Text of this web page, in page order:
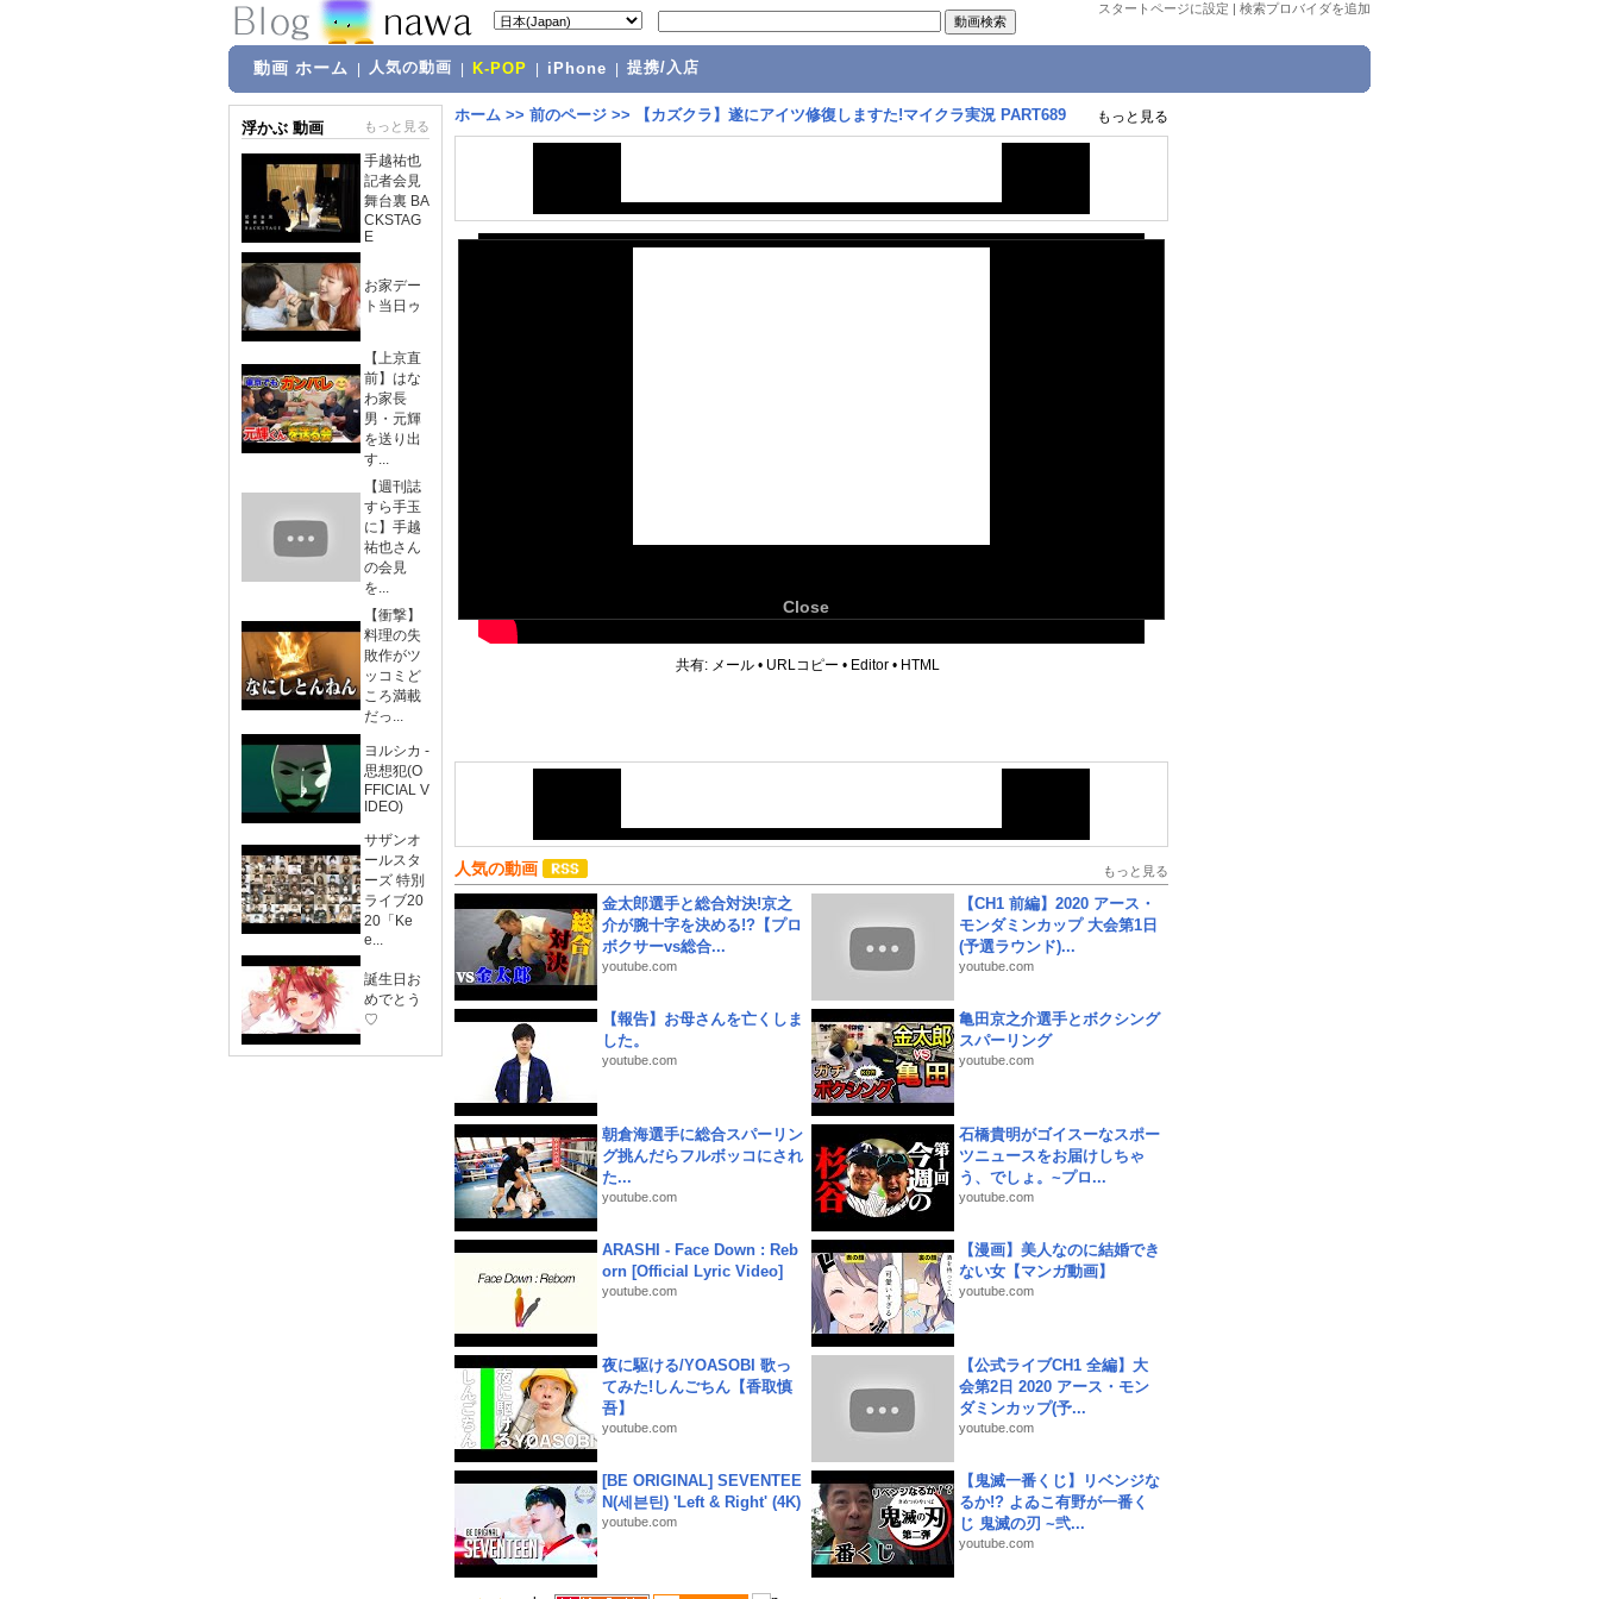
スタートページに設定 | 検索プロバイダを追加
動画 ホーム 人気の動画 K-POP iPhone 提携/入店
浮かぶ 動画 もっと見る
手越祐也
記者会見
舞台裏 BA
CKSTAG
E
お家デー
ト当日ゥ
【上京直
前】はな
わ家長
男・元輝
を送り出
す...
【週刊誌
すら手玉
に】手越
祐也さん
の会見
を...
【衝撃】
料理の失
敗作がツ
ッコミど
ころ満載
だっ...
ヨルシカ -
思想犯(O
FFICIAL V
IDEO)
サザンオ
ールスタ
ーズ 特別
ライブ20
20「Ke
e...
誕生日お
めでとう
♡
ホーム >> 前のページ >> 【カズクラ】遂にアイツ修復しますた!マイクラ実況 PART689 もっと見る
Close
共有: メール • URLコピー • Editor • HTML
人気の動画 もっと見る
金太郎選手と総合対決!京之
介が腕十字を決める!?【プロ
ボクサーvs総合...
youtube.com
【CH1 前編】2020 アース・
モンダミンカップ 大会第1日
(予選ラウンド)...
youtube.com
【報告】お母さんを亡くしま
した。
youtube.com
亀田京之介選手とボクシング
スパーリング
youtube.com
朝倉海選手に総合スパーリン
グ挑んだらフルボッコにされ
た...
youtube.com
石橋貴明がゴイスーなスポー
ツニュースをお届けしちゃ
う、でしょ。~プロ...
youtube.com
ARASHI - Face Down : Reb
orn [Official Lyric Video]
youtube.com
【漫画】美人なのに結婚でき
ない女【マンガ動画】
youtube.com
夜に駆ける/YOASOBI 歌っ
てみた!しんごちん【香取慎
吾】
youtube.com
【公式ライブCH1 全編】大
会第2日 2020 アース・モン
ダミンカップ(予...
youtube.com
[BE ORIGINAL] SEVENTEE
N(세븐틴) 'Left & Right' (4K)
youtube.com
【鬼滅一番くじ】リベンジな
るか!? よゐこ有野が一番く
じ 鬼滅の刃 ~弐...
youtube.com